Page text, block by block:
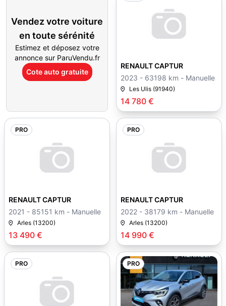
Vendez votre voiture
en toute sérénité
Estimez et déposez votre
annonce sur ParuVendu.fr
Cote auto gratuite
14 780 €
RENAULT CAPTUR
2023 - 63198 km - Manuelle
Les Ulis (91940)
PRO
13 490 €
RENAULT CAPTUR
2021 - 85151 km - Manuelle
Arles (13200)
PRO
14 990 €
RENAULT CAPTUR
2022 - 38179 km - Manuelle
Arles (13200)
PRO PRO